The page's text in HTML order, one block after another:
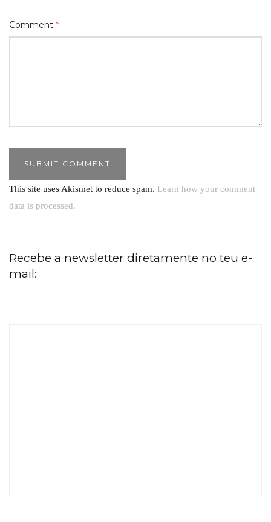
Comment *
This site uses Akismet to reduce spam. Learn how your comment
data is processed.
Recebe a newsletter diretamente no teu e-
mail: